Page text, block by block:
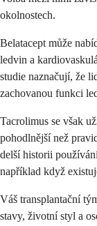
okolnostech.
Belatacept může
ledvin a
studie naznačují, že
zachovanou funkci
Tacrolimus se však
pohodlnější než
delší historii
například když
Váš transplantační
stavy, životní styl a